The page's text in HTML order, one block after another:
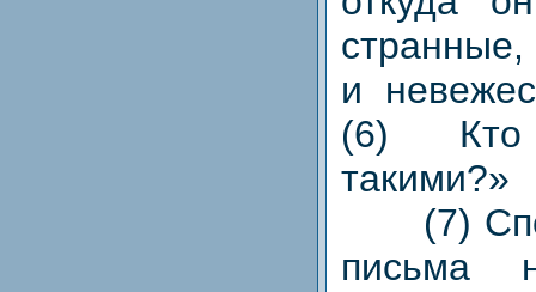
и
(6)
такими?»
(7)
письма